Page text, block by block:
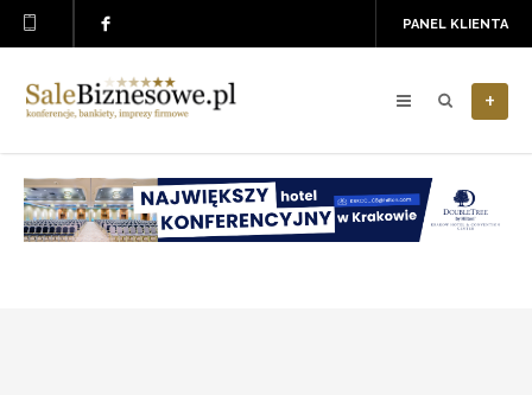
PANEL KLIENTA
+